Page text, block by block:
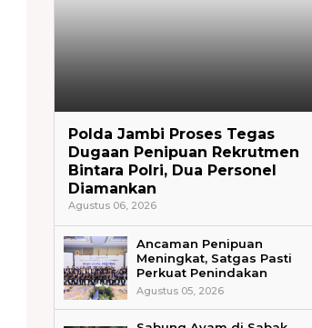
Polda Jambi Proses Tegas
Dugaan Penipuan Rekrutmen
Bintara Polri, Dua Personel
Diamankan
Agustus 06, 2026
Ancaman Penipuan
Meningkat, Satgas Pasti
Perkuat Penindakan
Agustus 05, 2026